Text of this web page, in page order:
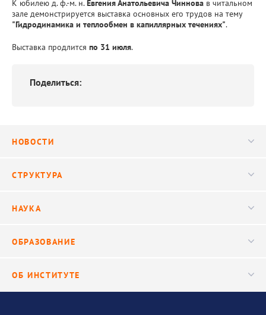
К юбилею д. ф.-м. н.Евгения Анатольевича Чиннова в читальном
зале демонстрируется выставка основных его трудов на тему
"Гидродинамика и теплообмен в капиллярных течениях".
Выставка продлится по 31 июля.
Поделиться:
НОВОСТИ
Видео
СТРУКТУРА
Научные подразделения
НАУКА
Исследования
ОБРАЗОВАНИЕ
ОБ ИНСТИТУТЕ